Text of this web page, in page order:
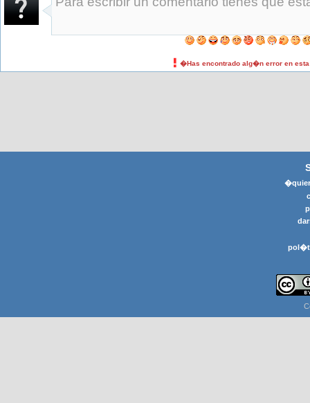
�Has encontrado alg�n error en